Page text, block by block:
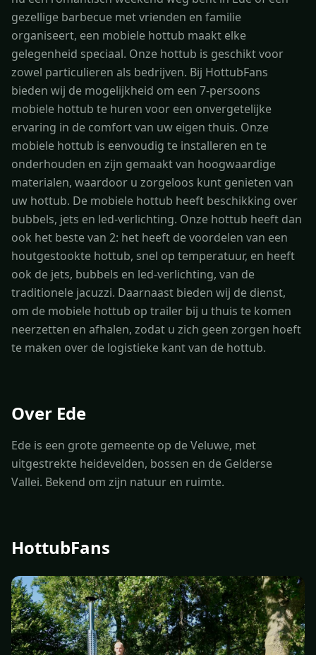
gezellige barbecue met vrienden en familie
organiseert, een mobiele hottub maakt elke
gelegenheid speciaal. Onze hottub is geschikt voor
zowel particulieren als bedrijven. Bij HottubFans
bieden wij de mogelijkheid om een 7-persoons
mobiele hottub te huren voor een onvergetelijke
ervaring in de comfort van uw eigen thuis. Onze
mobiele hottub is eenvoudig te installeren en te
onderhouden en zijn gemaakt van hoogwaardige
materialen, waardoor u zorgeloos kunt genieten van
uw hottub. De mobiele hottub heeft beschikking over
bubbels, jets en led-verlichting. Onze hottub heeft dan
ook het beste van 2: het heeft de voordelen van een
houtgestookte hottub, snel op temperatuur, en heeft
ook de jets, bubbels en led-verlichting, van de
traditionele jacuzzi. Daarnaast bieden wij de dienst,
om de mobiele hottub op trailer bij u thuis te komen
neerzetten en afhalen, zodat u zich geen zorgen hoeft
te maken over de logistieke kant van de hottub.
Over Ede
Ede is een grote gemeente op de Veluwe, met
uitgestrekte heidevelden, bossen en de Gelderse
Vallei. Bekend om zijn natuur en ruimte.
HottubFans